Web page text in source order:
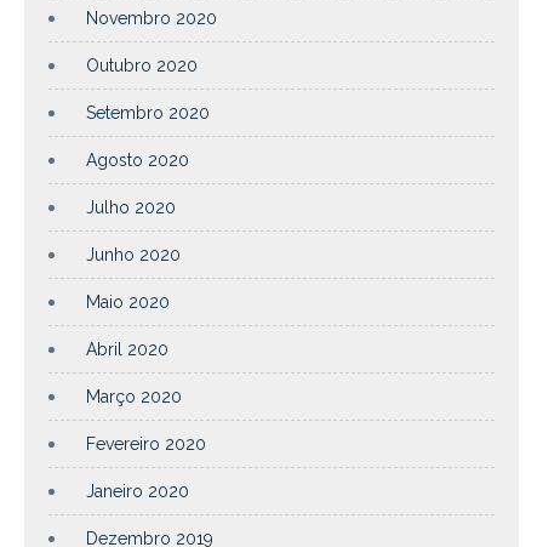
Novembro 2020
Outubro 2020
Setembro 2020
Agosto 2020
Julho 2020
Junho 2020
Maio 2020
Abril 2020
Março 2020
Fevereiro 2020
Janeiro 2020
Dezembro 2019